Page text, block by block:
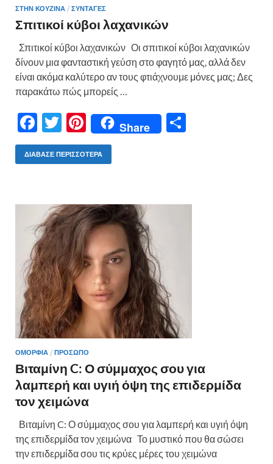
ΣΤΗΝ ΚΟΥΖΙΝΑ / ΣΥΝΤΑΓΕΣ
Σπιτικοί κύβοι λαχανικών
Σπιτικοί κύβοι λαχανικών Οι σπιτικοί κύβοι λαχανικών
δίνουν μια φανταστική γεύση στο φαγητό μας, αλλά δεν
είναι ακόμα καλύτερο αν τους φτιάχνουμε μόνες μας; Δες
παρακάτω πώς μπορείς …
F
ac
e
o
o
k
T
w
itt
Pi
nt
er
t
Share
σ
ΔΙΆΒΑΣΕ ΠΕΡΙΣΣΌΤΕΡΑ
ΟΜΟΡΦΙΑ / ΠΡΌΣΩΠΟ
Βιταμίνη C: Ο σύμμαχος σου για
λαμπερή και υγιή όψη της επιδερμίδα
τον χειμώνα
Βιταμίνη C: Ο σύμμαχος σου για λαμπερή και υγιή όψη
της επιδερμίδα τον χειμώνα Το μυστικό που θα σώσει
την επιδερμίδα σου τις κρύες μέρες του χειμώνα